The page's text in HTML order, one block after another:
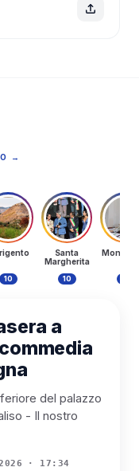
→
10
Santa
Margherita
10
a
del palazzo
- Il nostro
· 17:34